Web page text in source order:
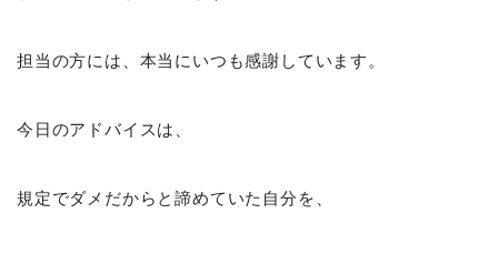
担当の方には、本当にいつも感謝しています。
今日のアドバイスは、
規定でダメだからと諦めていた自分を、